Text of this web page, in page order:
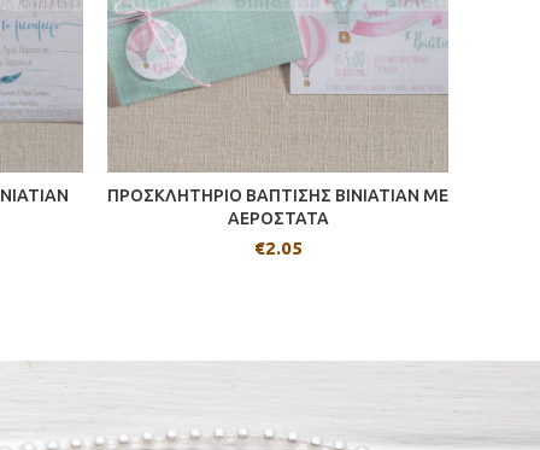
ΠΡΟΣΚΛΗΤΗΡΙΟ ΒΑΠΤΙΣΗΣ BINIATIAN ΜΕ
ΑΕΡΟΣΤΑΤΑ
€2.05